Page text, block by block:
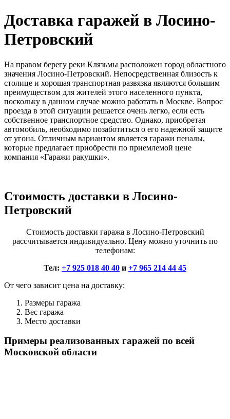
Доставка гаражей в Лосино-
Петровский
На правом берегу реки Клязьмы расположен город областного
значения Лосино-Петровский. Непосредственная близость к
столице и хорошая транспортная развязка являются большим
преимуществом для жителей этого населенного пункта,
поскольку в данном случае можно работать в Москве. Вопрос
проезда в этой ситуации решается очень легко, если есть
собственное транспортное средство. Однако, приобретая
автомобиль, необходимо позаботиться о его надежной защите
от угона. Отличным вариантом является гаражи пеналы,
которые предлагает приобрести по приемлемой цене
компания «Гаражи ракушки».
Стоимость доставки в Лосино-
Петровский
Стоимость доставки гаража в Лосино-Петровский
рассчитывается индивидуально. Цену можно уточнить по
телефонам:
Тел: +7 925 018 40 40 и +7 965 214 44 45
От чего зависит цена на доставку:
Размеры гаража
Вес гаража
Место доставки
Примеры реализованных гаражей по всей
Московской области